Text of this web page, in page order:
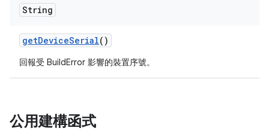
String
getDeviceSerial()
回報受 BuildError 影響的裝置序號。
公用建構函式